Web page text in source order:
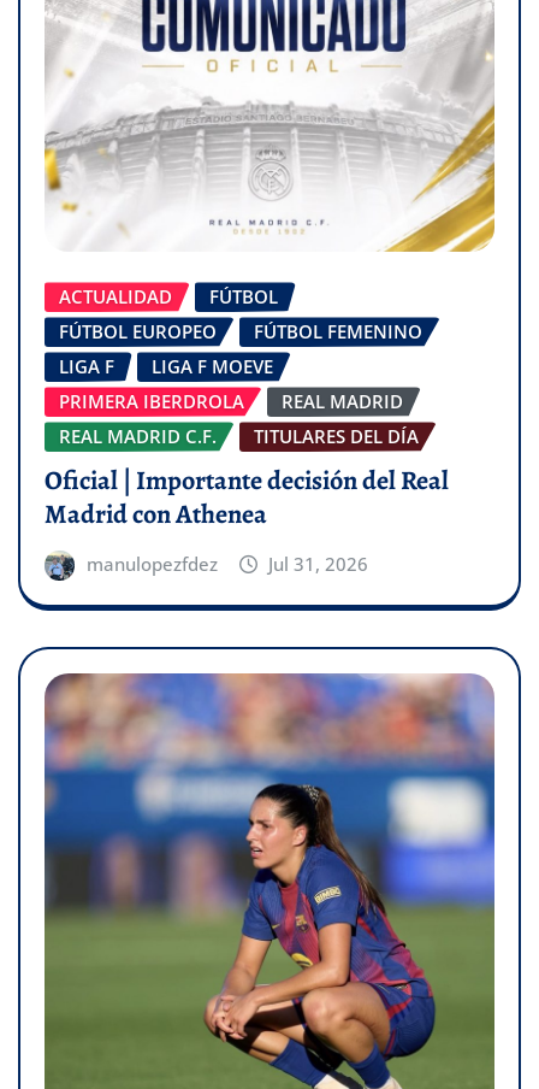
ACTUALIDAD
FÚTBOL
FÚTBOL EUROPEO
FÚTBOL FEMENINO
LIGA F
LIGA F MOEVE
PRIMERA IBERDROLA
REAL MADRID
REAL MADRID C.F.
TITULARES DEL DÍA
Oficial | Importante decisión del Real
Madrid con Athenea
manulopezfdez Jul 31, 2026